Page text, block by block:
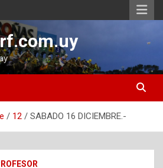
12 SABADO 16 DICIEMBRE.-